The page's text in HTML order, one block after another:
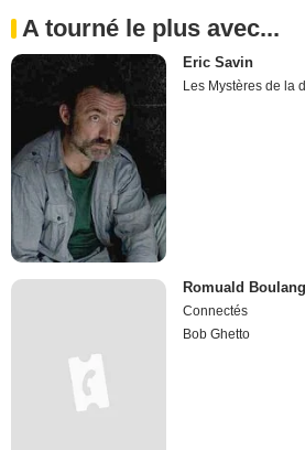
A tourné le plus avec...
Eric Savin
Les Mystères de la
Romuald
Connectés
Bob Ghetto